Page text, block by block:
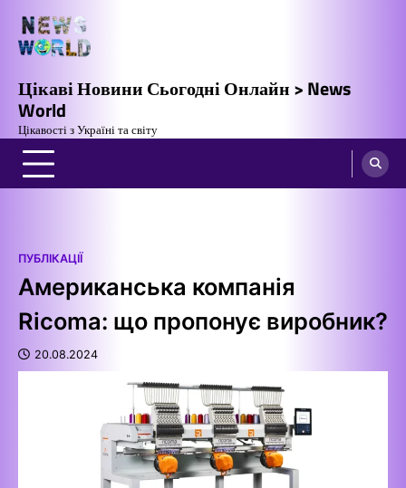
вмісту
Цікаві Новини Сьогодні Онлайн > News
World
Цікавості з Україні та світу
ПУБЛІКАЦІЇ
Американська компанія
Ricoma: що пропонує виробник?
20.08.2024